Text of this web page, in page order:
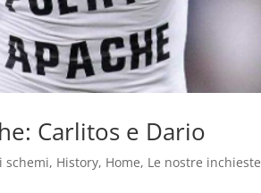
Carlitos e Dario
schemi, History, Home, Le nostre inchieste